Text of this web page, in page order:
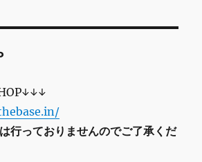
行っておりませんのでご了承くだ